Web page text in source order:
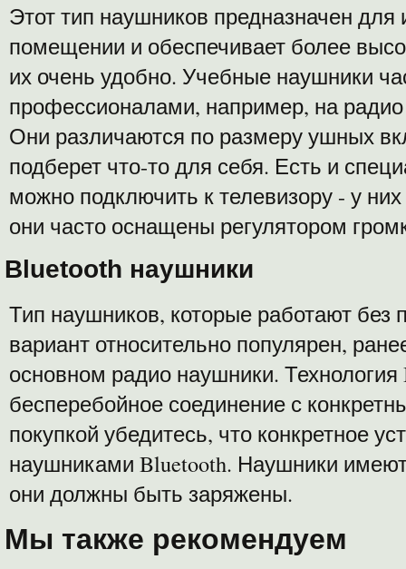
Этот тип наушников предназначен для
помещении и обеспечивает более
их очень удобно. Учебные наушники
профессионалами, например, на радио
Они различаются по размеру ушных
подберет что-то для себя. Есть и
можно подключить к телевизору - у
они часто оснащены регулятором
Bluetooth наушники
Тип наушников, которые работают без
вариант относительно популярен,
основном радио наушники. Технология
бесперебойное соединение с
покупкой убедитесь, что конкретное
наушниками Bluetooth. Наушники
они должны быть заряжены.
Мы также рекомендуем